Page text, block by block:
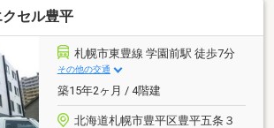
クセル豊平
札幌市東豊線 学園前駅 徒歩7分
その他の交通
築15年2ヶ月 / 4階建
北海道札幌市豊平区豊平五条３